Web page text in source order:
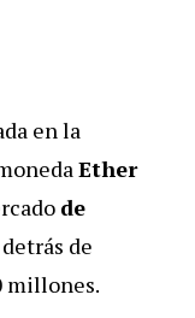
en la
Ether
de
de
millones.